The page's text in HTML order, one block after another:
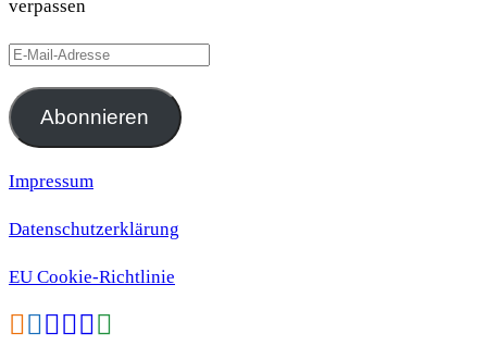
verpassen
E-
Mail-
AdresseAbonnieren
Impressum
Datenschutzerklärung
EU Cookie-Richtlinie